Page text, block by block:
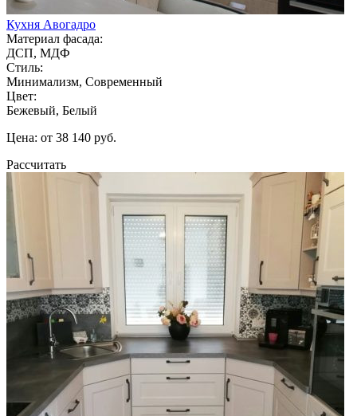
Кухня Авогадро
Материал фасада:
ДСП, МДФ
Стиль:
Минимализм, Современный
Цвет:
Бежевый, Белый
Цена: от 38 140 руб.
Рассчитать